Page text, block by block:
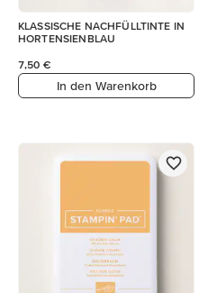
KLASSISCHE NACHFÜLLTINTE IN
HORTENSIENBLAU
7,50 €
In den Warenkorb